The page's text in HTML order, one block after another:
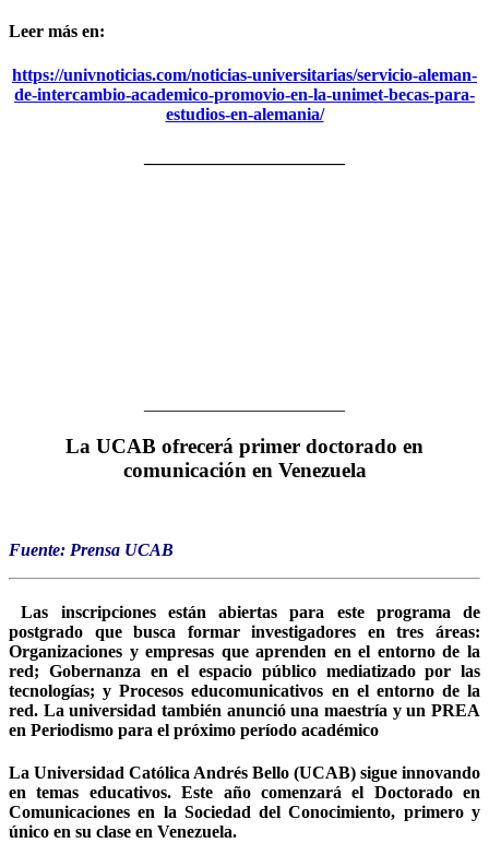
Leer más en:
https://univnoticias.com/noticias-universitarias/servicio-aleman-
de-intercambio-academico-promovio-en-la-unimet-becas-para-
estudios-en-alemania/
La UCAB ofrecerá primer doctorado en
comunicación en Venezuela
Fuente: Prensa UCAB
Las inscripciones están abiertas para este programa de
postgrado que busca formar investigadores en tres áreas:
Organizaciones y empresas que aprenden en el entorno de la
red; Gobernanza en el espacio público mediatizado por las
tecnologías; y Procesos educomunicativos en el entorno de la
red. La universidad también anunció una maestría y un PREA
en Periodismo para el próximo período académico
La Universidad Católica Andrés Bello (UCAB) sigue innovando
en temas educativos. Este año comenzará el Doctorado en
Comunicaciones en la Sociedad del Conocimiento, primero y
único en su clase en Venezuela.